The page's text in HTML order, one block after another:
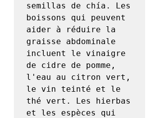
semillas de chía. Les
boissons qui peuvent
aider à réduire la
graisse abdominale
incluent le vinaigre
de cidre de pomme,
l'eau au citron vert,
le vin teinté et le
thé vert. Les hierbas
et les espèces qui